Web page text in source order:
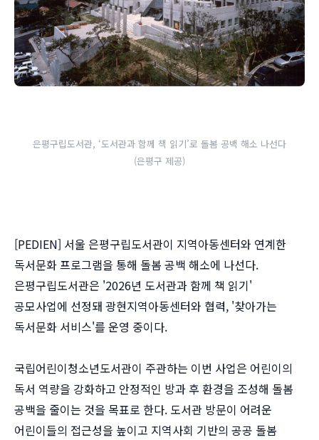
은평구립도서관, ‘도서관과 함께 책 읽기’로 돌봄 공백 해소 나선다
(은평구 제공)
[PEDIEN] 서울 은평구립도서관이 지역아동센터와 연계한
독서문화 프로그램을 통해 돌봄 공백 해소에 나선다.
은평구립도서관은 '2026년 도서관과 함께 책 읽기'
공모사업에 선정돼 광현지역아동센터와 협력, '찾아가는
독서문화 서비스'를 운영 중이다.
국립어린이청소년도서관이 주관하는 이번 사업은 어린이의
독서 역량을 강화하고 안정적인 방과 후 환경을 조성해 돌봄
공백을 줄이는 것을 목표로 한다. 도서관 방문이 어려운
어린이들의 접근성을 높이고 지역사회 기반의 공공 돌봄